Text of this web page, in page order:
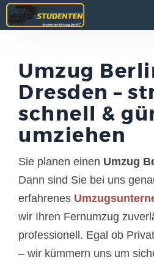
Umzug
Dresden –
schnell &
umziehen
Sie planen einen Umzug
Dann sind Sie bei uns
erfahrenes
wir Ihren Fernumzug
professionell. Egal ob
– wir kümmern uns um